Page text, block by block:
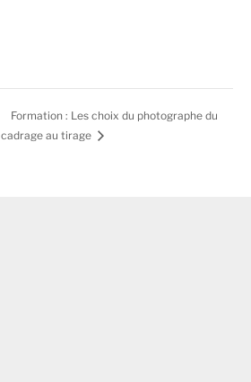
Formation : Les choix du photographe du
cadrage au tirage